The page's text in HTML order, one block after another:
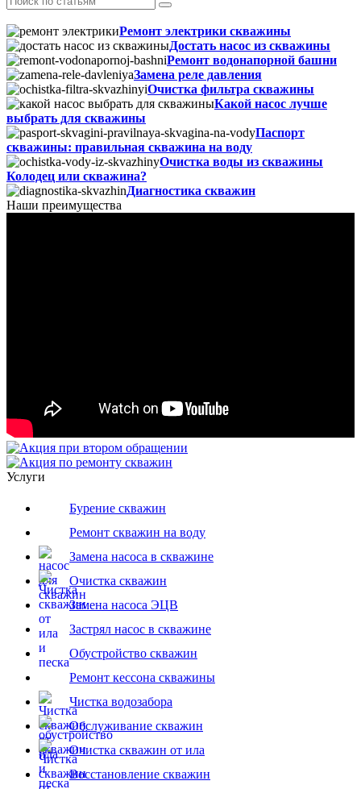
Ремонт электрики скважины
Достать насос из скважины
Ремонт водонапорной башни
Замена реле давления
Очистка фильтра скважины
Какой насос лучше
выбрать для скважины
Паспорт
скважины: правильная скважина на воду
Очистка воды из скважины
Колодец или скважина?
Диагностика скважин
Наши преимущества
Услуги
Бурение скважин
Ремонт скважин на воду
Замена насоса в скважине
Очистка скважин
Замена насоса ЭЦВ
Застрял насос в скважине
Обустройство скважин
Ремонт кессона скважины
Чистка водозабора
Обслуживание скважин
Очистка скважин от ила
Восстановление скважин